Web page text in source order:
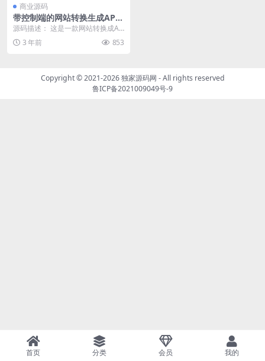
商业源码
带控制端的网站转换生成APP
源码+ WebAPP源代码+Flutt
源码描述： 这是一款网站转换成AP
P的源代码,开发语言使用Flutter,开
发工...3 年前 853
Copyright © 2021-2026独家源码网 - All rights reserved
鲁ICP备2021009049号-9
首页 分类 会员 我的